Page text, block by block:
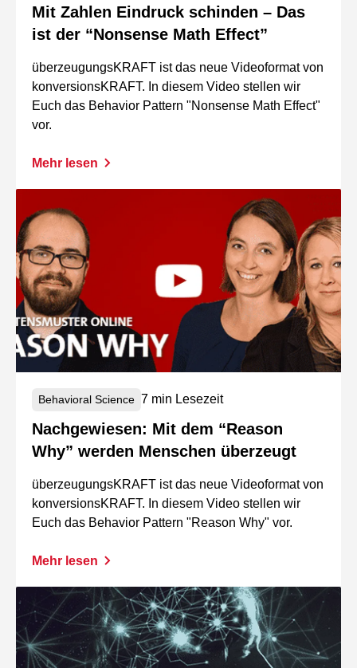
Mit Zahlen Eindruck schinden – Das
ist der “Nonsense Math Effect”
überzeugungsKRAFT ist das neue Videoformat von
konversionsKRAFT. In diesem Video stellen wir
Euch das Behavior Pattern "Nonsense Math Effect"
vor.
Mehr lesen
Behavioral Science 7 min Lesezeit
Nachgewiesen: Mit dem “Reason
Why” werden Menschen überzeugt
überzeugungsKRAFT ist das neue Videoformat von
konversionsKRAFT. In diesem Video stellen wir
Euch das Behavior Pattern "Reason Why" vor.
Mehr lesen